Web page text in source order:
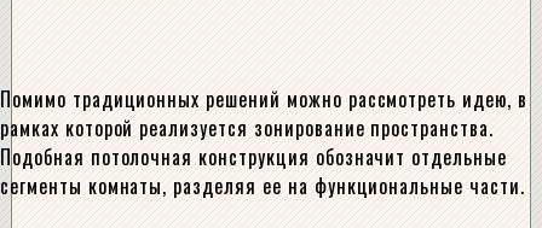
Помимо традиционных решений можно рассмотреть идею, в
рамках которой реализуется зонирование пространства.
Подобная потолочная конструкция обозначит отдельные
сегменты комнаты, разделяя ее на функциональные части.